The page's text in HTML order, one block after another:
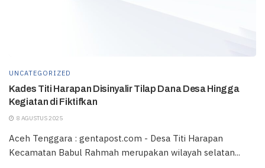
UNCATEGORIZED
Kades Titi Harapan Disinyalir Tilap Dana Desa Hingga
Kegiatan di Fiktifkan
8 AGUSTUS 2025
Aceh Tenggara : gentapost.com - Desa Titi Harapan
Kecamatan Babul Rahmah merupakan wilayah selatan...